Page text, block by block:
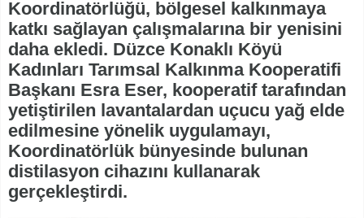
Koordinatörlüğü, bölgesel kalkınmaya
katkı sağlayan çalışmalarına bir yenisini
daha ekledi. Düzce Konaklı Köyü
Kadınları Tarımsal Kalkınma Kooperatifi
Başkanı Esra Eser, kooperatif tarafından
yetiştirilen lavantalardan uçucu yağ elde
edilmesine yönelik uygulamayı,
Koordinatörlük bünyesinde bulunan
distilasyon cihazını kullanarak
gerçekleştirdi.